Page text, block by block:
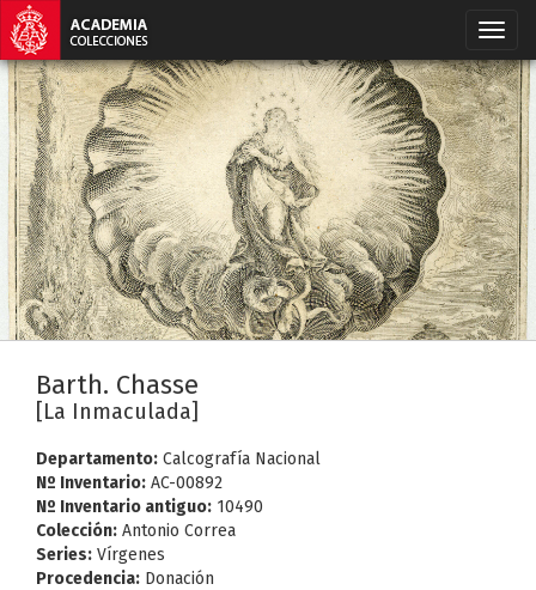
Barth. Chasse
[La Inmaculada]
Departamento: Calcografía Nacional
Nº Inventario: AC-00892
Nº Inventario antiguo: 10490
Colección: Antonio Correa
Series: Vírgenes
Procedencia: Donación